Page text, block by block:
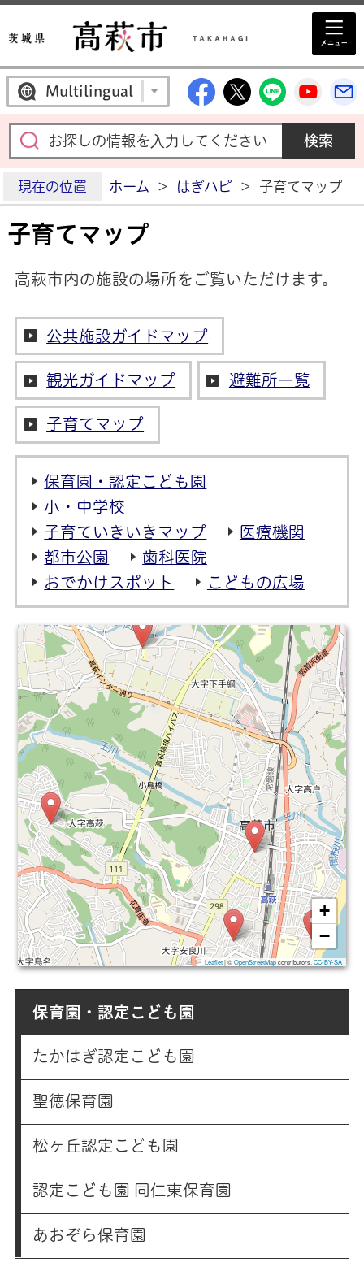
Multilingual 高萩市公式
高萩市公式X
高萩市
高
現在の位置 ホーム > はぎハピ > 子育てマップ
子育てマップ
高萩市内の施設の場所をご覧いただけます。
公共施設ガイドマップ
観光ガイドマップ 避難所一覧
子育てマップ
保育園・認定こども園
小・中学校
子育ていきいきマップ
医療機関
都市公園
歯科医院
おでかけスポット
こどもの広場
+
−
Leaflet|©OpenStreetMapcontributors,CC-BY-SA
保育園・認定こども園
たかはぎ認定こども園
聖徳保育園
松ヶ丘認定こども園
認定こども園 同仁東保育園
あおぞら保育園